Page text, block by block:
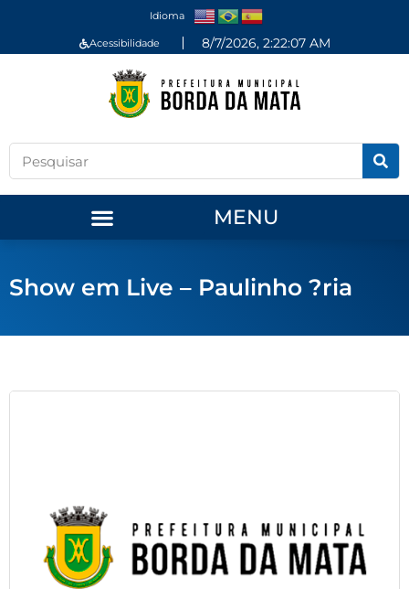
Idioma
Acessibilidade 8/7/2026, 2:22:07 AM
MENU
Show em Live – Paulinho ?ria